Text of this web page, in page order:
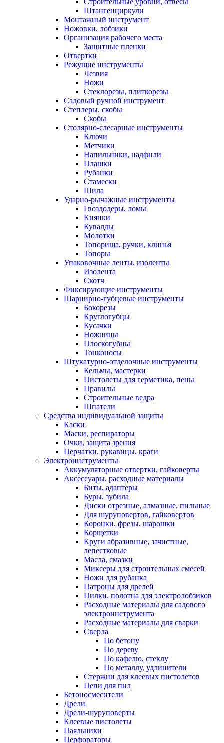
Штангенциркули
Монтажный инструмент
Ножовки, лобзики
Организация рабочего места
Защитные пленки
Отвертки
Режущие инструменты
Лезвия
Ножи
Стеклорезы, плиткорезы
Садовый ручной инструмент
Степлеры, скобы
Скобы
Столярно-слесарные инструменты
Ключи
Метчики
Напильники, надфили
Плашки
Рубанки
Стамески
Шила
Ударно-рычажные инструменты
Гвоздодеры, ломы
Киянки
Кувалды
Молотки
Топорища, ручки, клинья
Топоры
Упаковочные ленты, изоленты
Изолента
Скотч
Фиксирующие инструменты
Шарнирно-губцевые инструменты
Бокорезы
Круглогубцы
Кусачки
Ножницы
Плоскогубцы
Тонконосы
Штукатурно-отделочные инструменты
Кельмы, мастерки
Пистолеты для герметика, пены
Правилы
Строительные ведра
Шпатели
Средства индивидуальной защиты
Каски
Маски, респираторы
Очки, защита зрения
Перчатки, рукавицы, краги
Электроинструменты
Аккумуляторные отвертки, гайковерты
Аксессуары, расходные материалы
Биты, адаптеры
Буры, зубила
Диски отрезные, алмазные, пильные
Для шуруповертов, гайковертов
Коронки, фрезы, шарошки
Корщетки
Круги абразивные, зачистные,
лепестковые
Масла, смазки
Миксеры для строительных смесей
Ножи для рубанка
Патроны для дрелей
Пилки, полотна для электролобзиков
Расходные материалы для садового
электроинструмента
Расходные материалы для сварки
Сверла
По бетону
По дереву
По кафелю, стеклу
По металлу, удлинители
Стержни для клеевых пистолетов
Цепи для пил
Бетоносмесители
Дрели
Дрели-шуруповерты
Клеевые пистолеты
Паяльники
Перфораторы